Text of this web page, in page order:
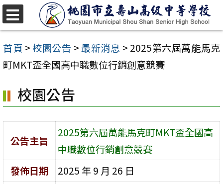
跳
至
主
要
容
區
首頁 >校園公告 >最新消息 > 2025第六屆萬能馬克
町MKT盃全國高中職數位行銷創意競賽
校園公告
公告主旨
2025第六屆萬能馬克町MKT盃全國高
中職數位行銷創意競賽
發佈日期
2025 年 9 月 26 日
選
單